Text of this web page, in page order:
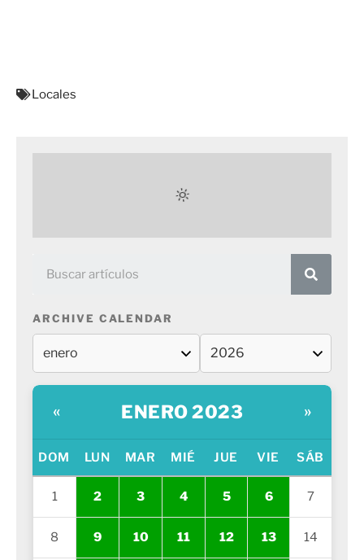
Locales
ARCHIVE CALENDAR
« ENERO 2023 »
DOM LUN MAR MIÉ JUE VIE SÁB
1 2 3 4 5 6 7
8 9 10 11 12 13 14